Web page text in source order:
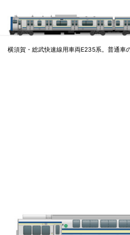
横須賀・総武快速線用車両E235系。普通車